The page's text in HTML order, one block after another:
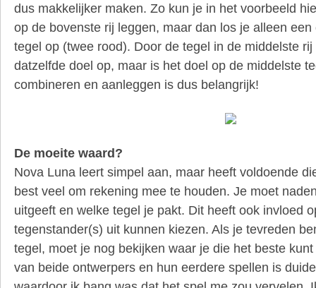
dus makkelijker maken. Zo kun je in het voorbeeld
op de bovenste rij leggen, maar dan los je alleen
tegel op (twee rood). Door de tegel in de middelste
datzelfde doel op, maar is het doel op de middelste
combineren en aanleggen is dus belangrijk!
De moeite waard?
Nova Luna leert simpel aan, maar heeft voldoende
best veel om rekening mee te houden. Je moet
uitgeeft en welke tegel je pakt. Dit heeft ook invloed
tegenstander(s) uit kunnen kiezen. Als je tevreden
tegel, moet je nog bekijken waar je die het beste
van beide ontwerpers en hun eerdere spellen is